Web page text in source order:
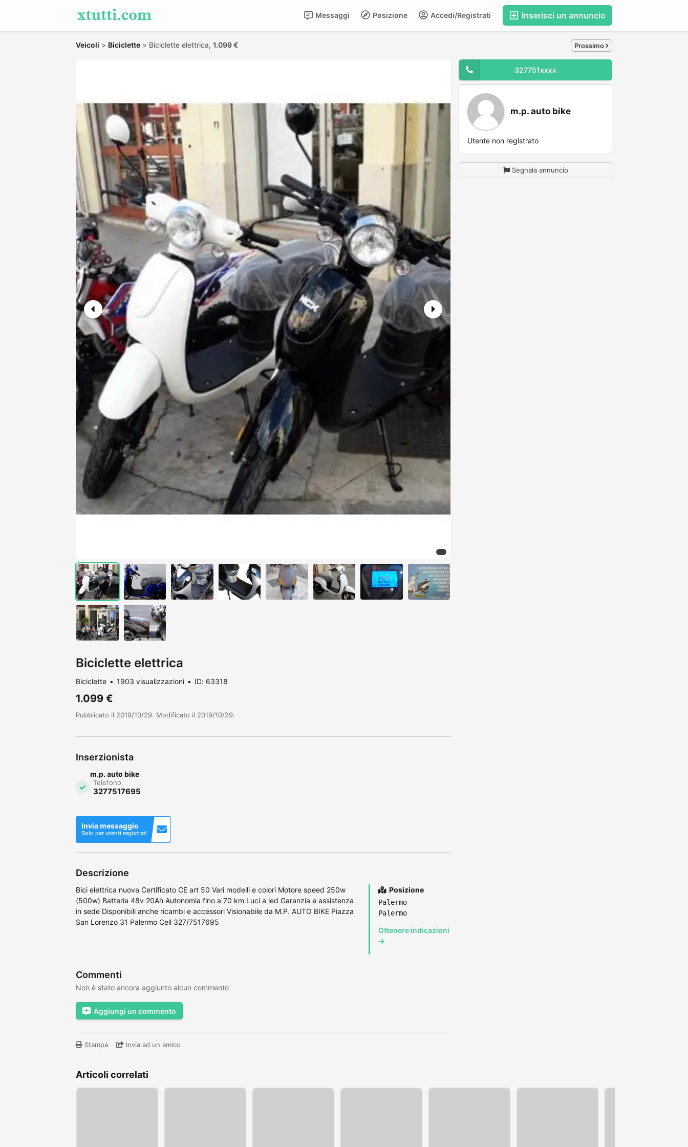
Inserisci un annuncio
Accedi/Registrati
Posizione
Messaggi
Veicoli > Biciclette > Biciclette elettrica, 1.099 € Prossimo
Biciclette elettrica
Biciclette 1903 visualizzazioni ID: 63318
1.099 €
Pubblicato il 2019/10/29. Modificato il 2019/10/29.
Inserzionista
m.p. auto bike
Telefono
3277517695
Invia messaggio
Solo per utenti registrati
Descrizione
Bici elettrica nuova Certificato CE art 50 Vari modelli e colori Motore speed 250w
(500w) Batteria 48v 20Ah Autonomia fino a 70 km Luci a led Garanzia e assistenza
in sede Disponibili anche ricambi e accessori Visionabile da M.P. AUTO BIKE Piazza
San Lorenzo 31 Palermo Cell 327/7517695
Posizione
Palermo
Palermo
Ottenere indicazioni
→
Commenti
Non è stato ancora aggiunto alcun commento
Aggiungi un commento
Stampa Invia ad un amico
327751xxxx
m.p. auto bike
Utente non registrato
Segnala annuncio
Articoli correlati